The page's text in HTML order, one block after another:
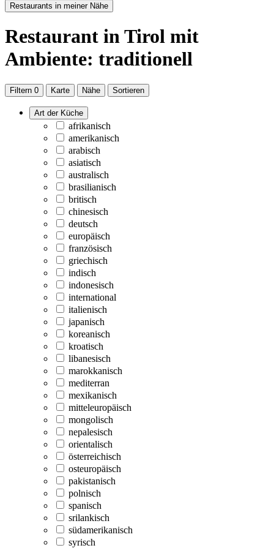
Restaurants in meiner Nähe
Restaurant in Tirol mit
Ambiente: traditionell
Filtern 0 Karte Nähe Sortieren
Art der Küche
afrikanisch
amerikanisch
arabisch
asiatisch
australisch
brasilianisch
britisch
chinesisch
deutsch
europäisch
französisch
griechisch
indisch
indonesisch
international
italienisch
japanisch
koreanisch
kroatisch
libanesisch
marokkanisch
mediterran
mexikanisch
mitteleuropäisch
mongolisch
nepalesisch
orientalisch
österreichisch
osteuropäisch
pakistanisch
polnisch
spanisch
srilankisch
südamerikanisch
syrisch